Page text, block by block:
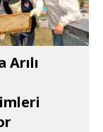
Arılı